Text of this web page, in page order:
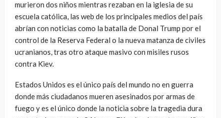
murieron dos niños mientras rezaban en la iglesia de su
escuela católica, las web de los principales medios del país
abrían con noticias como la batalla de Donal Trump por el
control de la Reserva Federal o la nueva matanza de civiles
ucranianos, tras otro ataque masivo con misiles rusos
contra Kiev.
Estados Unidos es el único país del mundo no en guerra
donde más ciudadanos mueren asesinados por armas de
fuego y es el único donde la noticia sobre la tragedia dura